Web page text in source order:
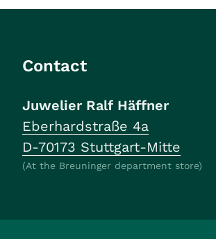
Contact
Juwelier Ralf Häffner
Eberhardstraße 4a
D-70173 Stuttgart-Mitte
(At the Breuninger department store)